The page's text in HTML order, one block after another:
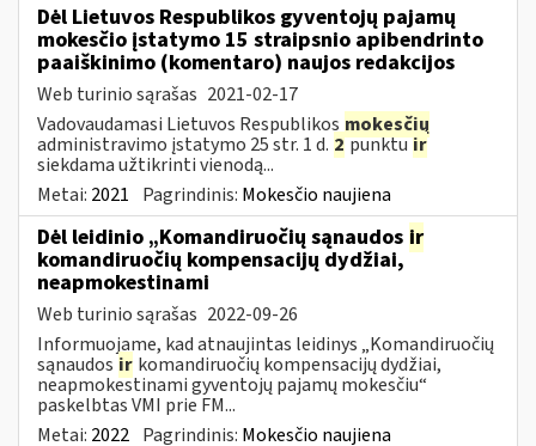
Dėl Lietuvos Respublikos gyventojų pajamų
mokesčio įstatymo 15 straipsnio apibendrinto
paaiškinimo (komentaro) naujos redakcijos
Web turinio sąrašas 2021-02-17
Vadovaudamasi Lietuvos Respublikos mokesčių
administravimo įstatymo 25 str. 1 d. 2punktuir
siekdama užtikrinti vienodą...
Metai: 2021 Pagrindinis: Mokesčio naujiena
Dėl leidinio „Komandiruočių sąnaudos ir
komandiruočių kompensacijų dydžiai,
neapmokestinami
Web turinio sąrašas 2022-09-26
Informuojame, kad atnaujintas leidinys „Komandiruočių
sąnaudos ir komandiruočių kompensacijų dydžiai,
neapmokestinami gyventojų pajamų mokesčiu“
paskelbtas VMI prie FM...
Metai: 2022 Pagrindinis: Mokesčio naujiena